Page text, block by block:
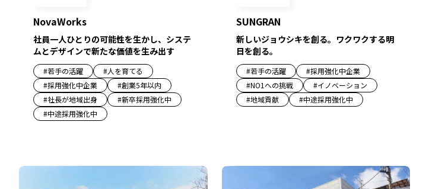
NovaWorks
社員一人ひとりの可能性を生かし、システ
ムとデザインで新たな価値を生み出す
#若手の活躍 #人を育てる
#採用強化中企業 #創業5年以内
#社長が地域出身 #新卒採用強化中
#中途採用強化中
SUNGRAN
新しいジョウシキを創る。ワクワクする明
日を創る。
#若手の活躍 #採用強化中企業
#NO1への挑戦 #イノベーション
#地域貢献 #中途採用強化中